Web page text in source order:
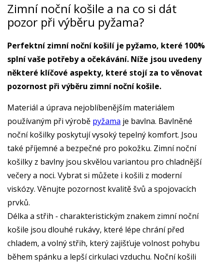
Zimní noční košile a na co si dát
pozor při výběru pyžama?
Perfektní zimní noční košilí je pyžamo, které 100%
splní vaše potřeby a očekávání. Níže jsou uvedeny
některé klíčové aspekty, které stojí za to věnovat
pozornost při výběru zimní noční košile.
Materiál a úprava nejoblíbenějším materiálem
používaným při výrobě pyžama je bavlna. Bavlněné
noční košilky poskytují vysoký tepelný komfort. Jsou
také příjemné a bezpečné pro pokožku. Zimní noční
košilky z bavlny jsou skvělou variantou pro chladnější
večery a noci. Vybrat si můžete i košili z moderní
viskózy. Věnujte pozornost kvalitě švů a spojovacích
prvků.
Délka a střih - charakteristickým znakem zimní noční
košile jsou dlouhé rukávy, které lépe chrání před
chladem, a volný střih, který zajišťuje volnost pohybu
během spánku a lepší cirkulaci vzduchu. Noční košili